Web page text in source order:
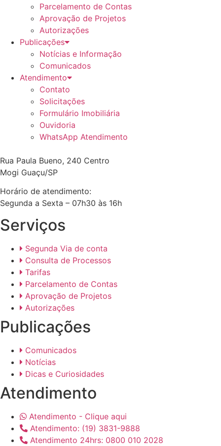
Parcelamento de Contas
Aprovação de Projetos
Autorizações
Publicações
Notícias e Informação
Comunicados
Atendimento
Contato
Solicitações
Formulário Imobiliária
Ouvidoria
WhatsApp Atendimento
Rua Paula Bueno, 240 Centro
Mogi Guaçu/SP
Horário de atendimento:
Segunda a Sexta – 07h30 às 16h
Serviços
Segunda Via de conta
Consulta de Processos
Tarifas
Parcelamento de Contas
Aprovação de Projetos
Autorizações
Publicações
Comunicados
Notícias
Dicas e Curiosidades
Atendimento
Atendimento - Clique aqui
Atendimento: (19) 3831-9888
Atendimento 24hrs: 0800 010 2028